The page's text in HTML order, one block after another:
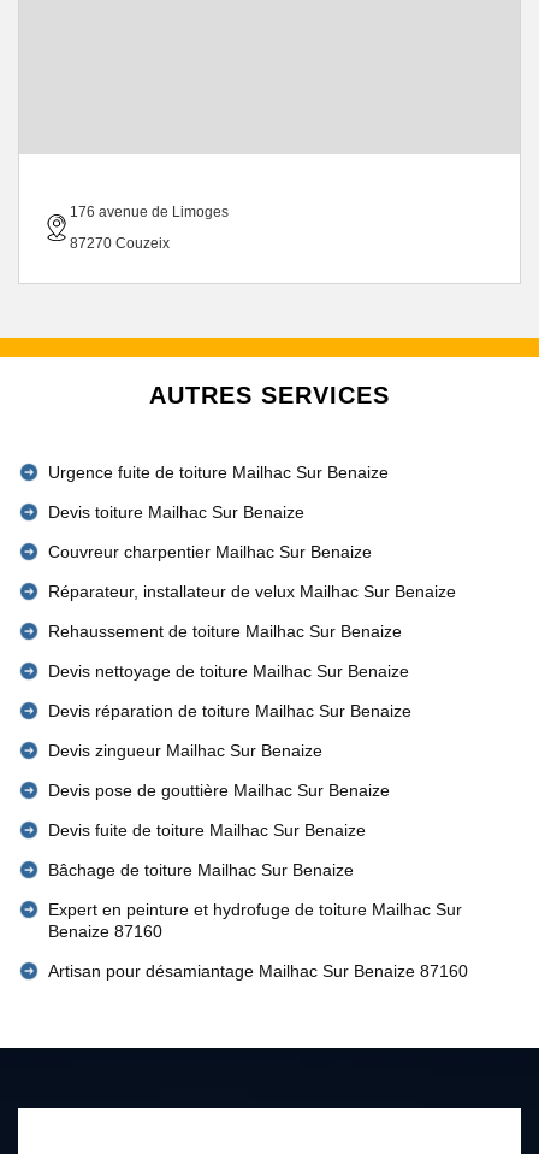
176 avenue de Limoges
87270 Couzeix
AUTRES SERVICES
Urgence fuite de toiture Mailhac Sur Benaize
Devis toiture Mailhac Sur Benaize
Couvreur charpentier Mailhac Sur Benaize
Réparateur, installateur de velux Mailhac Sur Benaize
Rehaussement de toiture Mailhac Sur Benaize
Devis nettoyage de toiture Mailhac Sur Benaize
Devis réparation de toiture Mailhac Sur Benaize
Devis zingueur Mailhac Sur Benaize
Devis pose de gouttière Mailhac Sur Benaize
Devis fuite de toiture Mailhac Sur Benaize
Bâchage de toiture Mailhac Sur Benaize
Expert en peinture et hydrofuge de toiture Mailhac Sur
Benaize 87160
Artisan pour désamiantage Mailhac Sur Benaize 87160